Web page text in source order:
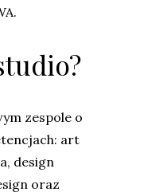
zespole o
art
design
oraz